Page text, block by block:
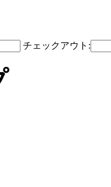
チェックアウト: